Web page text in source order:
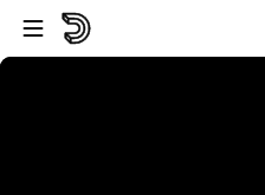
Pular para o player
Ir para o conteúdo principal